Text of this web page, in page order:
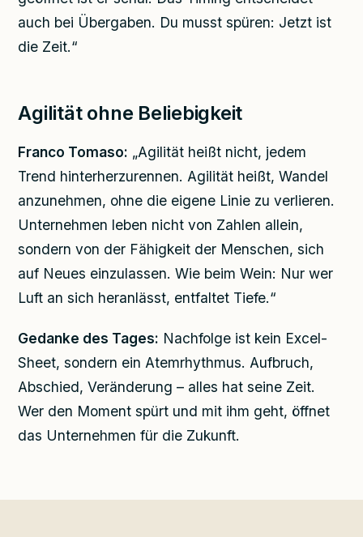
auch bei Übergaben. Du musst spüren: Jetzt ist
die Zeit.“
Agilität ohne Beliebigkeit
Franco Tomaso: „Agilität heißt nicht, jedem
Trend hinterherzurennen. Agilität heißt, Wandel
anzunehmen, ohne die eigene Linie zu verlieren.
Unternehmen leben nicht von Zahlen allein,
sondern von der Fähigkeit der Menschen, sich
auf Neues einzulassen. Wie beim Wein: Nur wer
Luft an sich heranlässt, entfaltet Tiefe.“
Gedanke des Tages: Nachfolge ist kein Excel-
Sheet, sondern ein Atemrhythmus. Aufbruch,
Abschied, Veränderung – alles hat seine Zeit.
Wer den Moment spürt und mit ihm geht, öffnet
das Unternehmen für die Zukunft.